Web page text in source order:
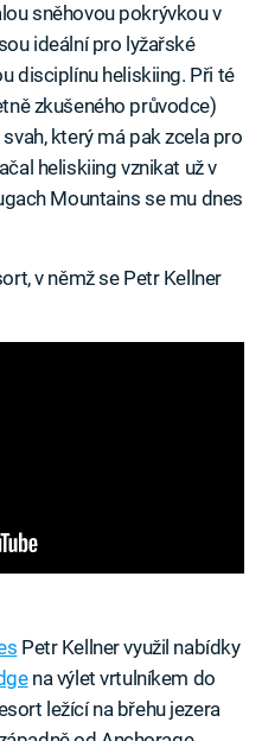
sněhovou pokrývkou v
ideální pro lyžařské
disciplínu heliskiing. Při té
zkušeného průvodce)
který má pak zcela pro
heliskiing vznikat už v
Mountains se mu dnes
v němž se Petr Kellner
Petr Kellner využil nabídky
na výlet vrtulníkem do
ležící na břehu jezera